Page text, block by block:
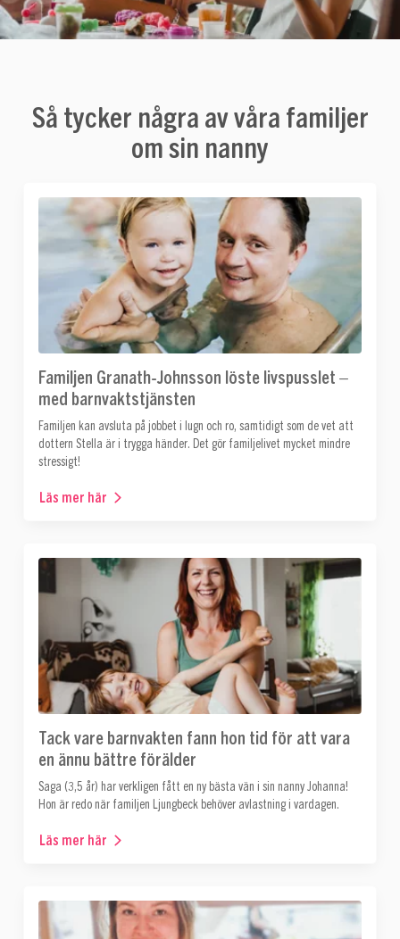
Så tycker några av våra familjer
om sin nanny
Familjen Granath-Johnsson löste livspusslet –
med barnvaktstjänsten
Familjen kan avsluta på jobbet i lugn och ro, samtidigt som de vet att
dottern Stella är i trygga händer. Det gör familjelivet mycket mindre
stressigt!
Läs mer här
Tack vare barnvakten fann hon tid för att vara
en ännu bättre förälder
Saga (3,5 år) har verkligen fått en ny bästa vän i sin nanny Johanna!
Hon är redo när familjen Ljungbeck behöver avlastning i vardagen.
Läs mer här